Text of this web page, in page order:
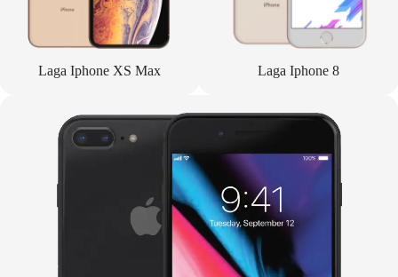
Laga Iphone XS Max Laga Iphone 8